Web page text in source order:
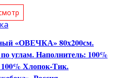
«ОВЕЧКА» 80х200см.
углам. Наполнитель: 100%
Хлопок-Тик.